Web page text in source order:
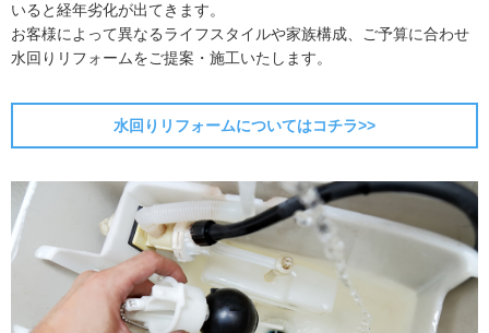
いると経年劣化が出てきます。
お客様によって異なるライフスタイルや家族構成、ご予算に合わせ
水回りリフォームをご提案・施工いたします。
水回りリフォームについてはコチラ>>